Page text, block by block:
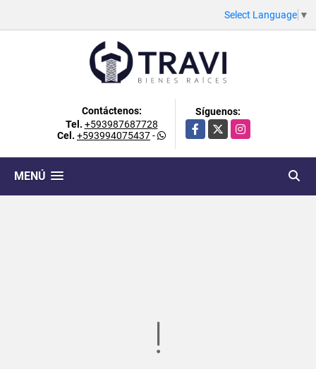
Select Language ▼
Contáctenos:
Tel. +593987687728
Cel. +593994075437-
Síguenos:
Facebook
X Instagram
MENÚ